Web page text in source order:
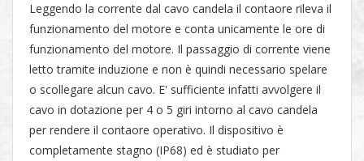
Leggendo la corrente dal cavo candela il contaore rileva il
funzionamento del motore e conta unicamente le ore di
funzionamento del motore. Il passaggio di corrente viene
letto tramite induzione e non è quindi necessario spelare
o scollegare alcun cavo. E' sufficiente infatti avvolgere il
cavo in dotazione per 4 o 5 giri intorno al cavo candela
per rendere il contaore operativo. Il dispositivo è
completamente stagno (IP68) ed è studiato per